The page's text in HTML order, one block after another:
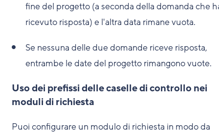
fine del progetto (a seconda della domanda che
ricevuto risposta) e l'altra data rimane vuota.
Se nessuna delle due domande riceve risposta,
entrambe le date del progetto rimangono vuote.
Uso dei prefissi delle caselle di controllo nei
moduli di richiesta
Puoi configurare un modulo di richiesta in modo da